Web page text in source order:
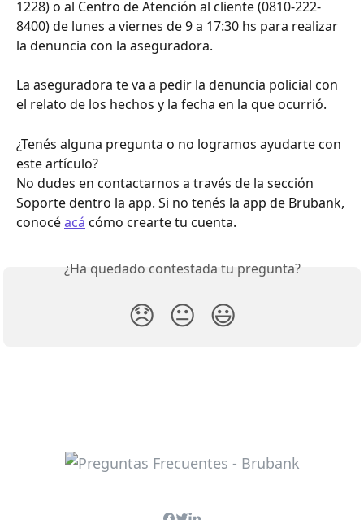
1228) o al Centro de Atención al cliente (0810-222-
8400) de lunes a viernes de 9 a 17:30 hs para realizar
la denuncia con la aseguradora.
La aseguradora te va a pedir la denuncia policial con
el relato de los hechos y la fecha en la que ocurrió.
¿Tenés alguna pregunta o no logramos ayudarte con
este artículo?
No dudes en contactarnos a través de la sección
Soporte dentro la app. Si no tenés la app de Brubank,
conocé acá cómo crearte tu cuenta.
¿Ha quedado contestada tu pregunta?
😞 😐 😃